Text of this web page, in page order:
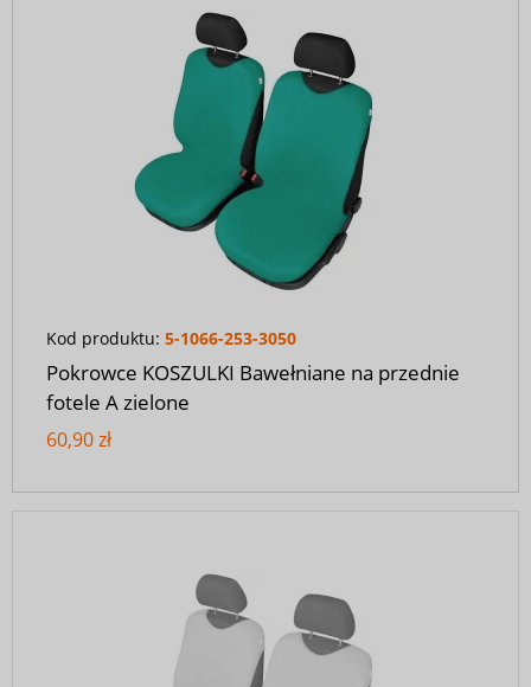
Kod produktu: 5-1066-253-3050
Pokrowce KOSZULKI Bawełniane na przednie
fotele A zielone
60,90 zł